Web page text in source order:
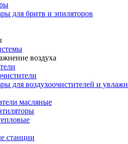
для бритв и эпиляторов
воздуха
для воздухоочистителей и
масляные
станции